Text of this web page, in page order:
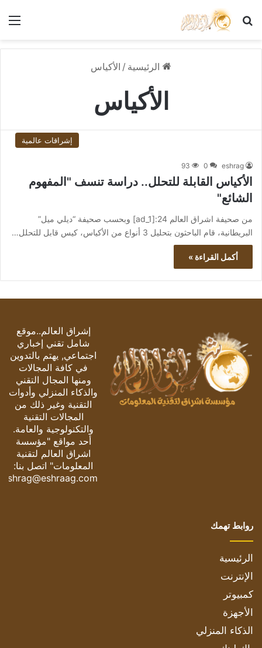
بحث عن
الرئيسية / الأكياس
الأكياس
إشراقات عالمية
eshrag
0
93
الأكياس القابلة للتحلل.. دراسة تنسف "المفهوم
الشائع"
من صحيفة اشراق العالم 24:[ad_1] وبحسب صحيفة “ديلي ميل”
البريطانية، قام الباحثون بتحليل 3 أنواع من الأكياس، كيس قابل للتحلل…
أكمل القراءة »
إشراق العالم..موقع
شامل تقني إخباري
اجتماعي, يهتم بالتدوين
في كافة المجالات
ومنها المجال التقني
والذكاء المنزلي وأدوات
التقنية وغير ذلك من
المجالات التقنية
والتكنولوجية والعامة.
أحد مواقع "مؤسسة
اشراق العالم لتقنية
المعلومات" اتصل بنا:
eshrag@eshraag.com
روابط تهمك
الرئيسية
الإنترنت
كمبيوتر
الأجهزة
الذكاء المنزلي